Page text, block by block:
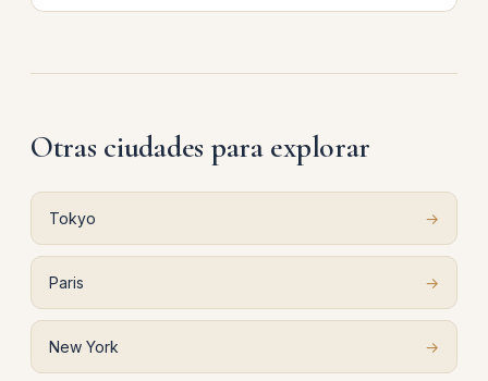
Otras ciudades para explorar
Tokyo →
Paris →
New York →